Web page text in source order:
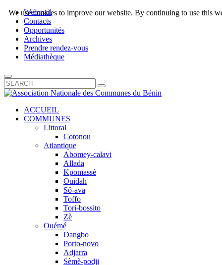
Webmail
Contacts
Opportunités
Archives
Prendre rendez-vous
Médiathèque
ACCUEIL
COMMUNES
Littoral
Cotonou
Atlantique
Abomey-calavi
Allada
Kpomassè
Ouidah
Sô-ava
Toffo
Tori-bossito
Zè
Ouémé
Dangbo
Porto-novo
Adjarra
Sèmè-podji
We use cookies to improve our website. By continuing to use this